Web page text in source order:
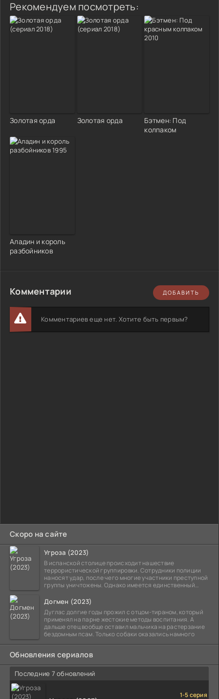
Скоро на сайте
Угроза (2023)
В испанской столице происходит нашествие
террористической группировки. Сотрудники полиции
наносят удар, после чего многие участники преступной
группы уничтожены. Однако имеется единственный
Догмен (2023)
Дуглас долгие годы прожил с отцом-тираном, который
применял на парне жестокие методы воспитания. А
дальше отец вообще оставил мальчика на растерзание
бездомным псам. Только собаки оказались намного
Обновления сериалов
Последние 7 обновлений
1-5 серия
Рекомендуем посмотреть:
Золотая орда Золотая орда
Бэтмен: Под
колпаком
Аладин и король
разбойников
Комментарии ДОБАВИТЬ
Комментариев еще нет. Хотите быть первым?